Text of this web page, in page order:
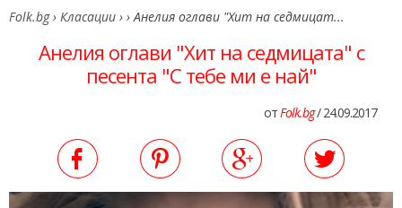
Folk.bg › Класации › ›Анелия оглави "Хит на седмицат...
Анелия оглави "Хит на седмицата" с
песента "С тебе ми е най"
отFolk.bg/ 24.09.2017